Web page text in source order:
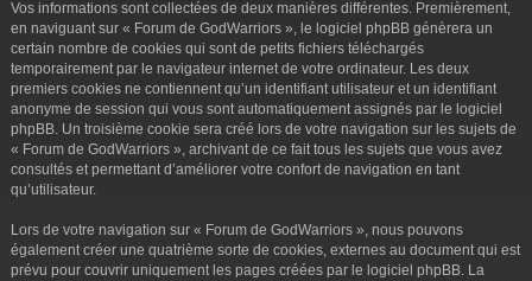
Vos informations sont collectées de deux manières différentes. Premièrement,
en naviguant sur « Forum de GodWarriors », le logiciel phpBB génèrera un
certain nombre de cookies qui sont de petits fichiers téléchargés
temporairement par le navigateur internet de votre ordinateur. Les deux
premiers cookies ne contiennent qu’un identifiant utilisateur et un identifiant
anonyme de session qui vous sont automatiquement assignés par le logiciel
phpBB. Un troisième cookie sera créé lors de votre navigation sur les sujets de
« Forum de GodWarriors », archivant de ce fait tous les sujets que vous avez
consultés et permettant d’améliorer votre confort de navigation en tant
qu’utilisateur.
Lors de votre navigation sur « Forum de GodWarriors », nous pouvons
également créer une quatrième sorte de cookies, externes au document qui est
prévu pour couvrir uniquement les pages créées par le logiciel phpBB. La